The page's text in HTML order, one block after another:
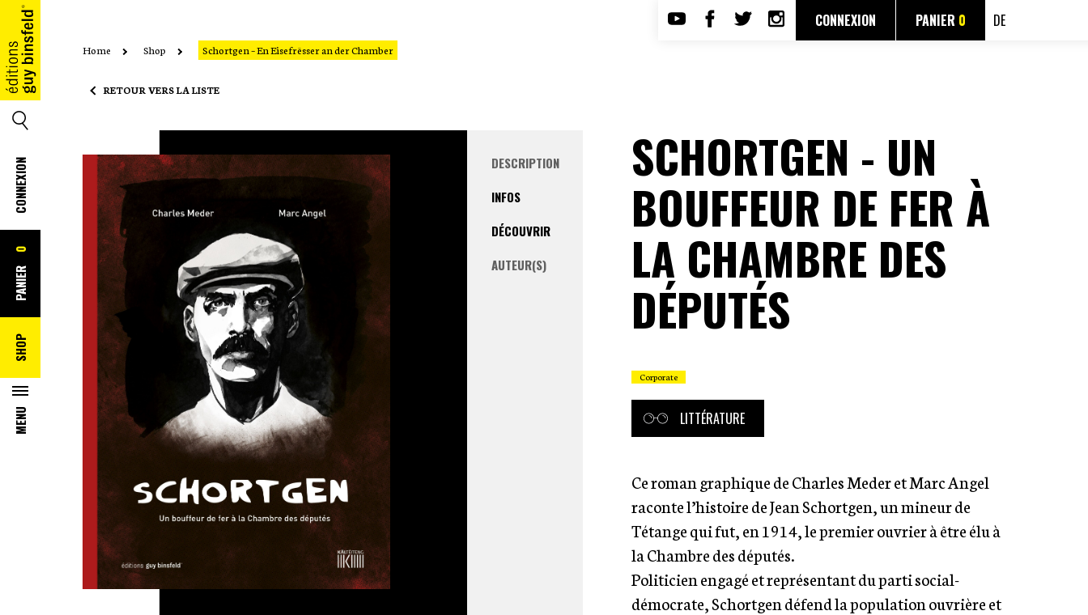
ACCUEIL
SEARCH
CONNEXION
PANIER
0
SHOP
MENU
CONNEXION PANIER 0 DE
Home Shop Schortgen – En Eisefrësser an der Chamber
RETOUR VERS LA LISTE
DESCRIPTION
INFOS
DÉCOUVRIR
AUTEUR(S)
SCHORTGEN - UN
BOUFFEUR DE FER À
LA CHAMBRE DES
DÉPUTÉS
Corporate
LITTÉRATURE
Ce roman graphique de Charles Meder et Marc Angel
raconte l’histoire de Jean Schortgen, un mineur de
Tétange qui fut, en 1914, le premier ouvrier à être élu à
la Chambre des députés.
Politicien engagé et représentant du parti social-
démocrate, Schortgen défend la population ouvrière et